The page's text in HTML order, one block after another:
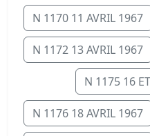
N 1170 11 AVRIL 1967
N 1172 13 AVRIL 1967
N 1175 16
N 1176 18 AVRIL 1967